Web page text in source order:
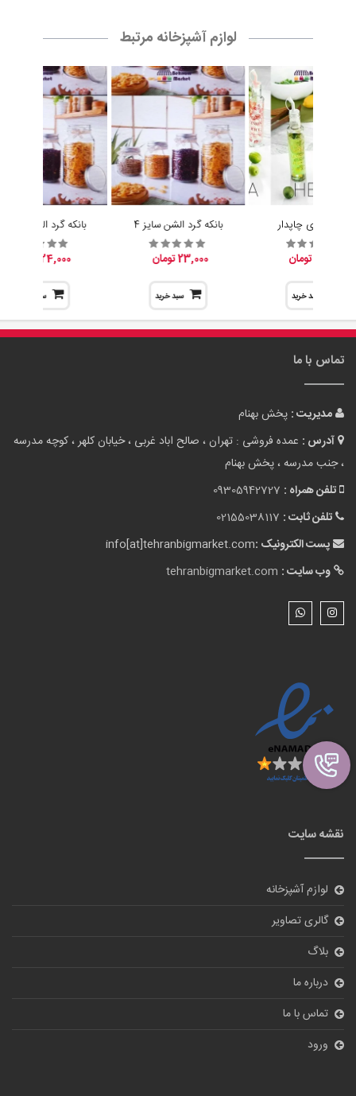
آبلیموخوری چاپدار
سبد خرید
بانکه گرد الشن سایز 4
23,000 تومان
سبد خرید
بانکه گرد الشن سایز 3
24,000 تومان
سبد خرید
تماس با ما
مدیریت :پخش بهنام
آدرس : عمده فروشی : تهران ، صالح اباد غربی ، خیابان کلهر ، کوچه مدرسه
تلفن همراه :09305942727
تلفن ثابت :
وب سایت :tehranbigmarket.com
نقشه سایت
لوازم آشپزخانه
گالری تصاویر
درباره ما
تماس با ما
ورود
نظر سنجی
آیا از سایت ما راضی هستید؟
بله